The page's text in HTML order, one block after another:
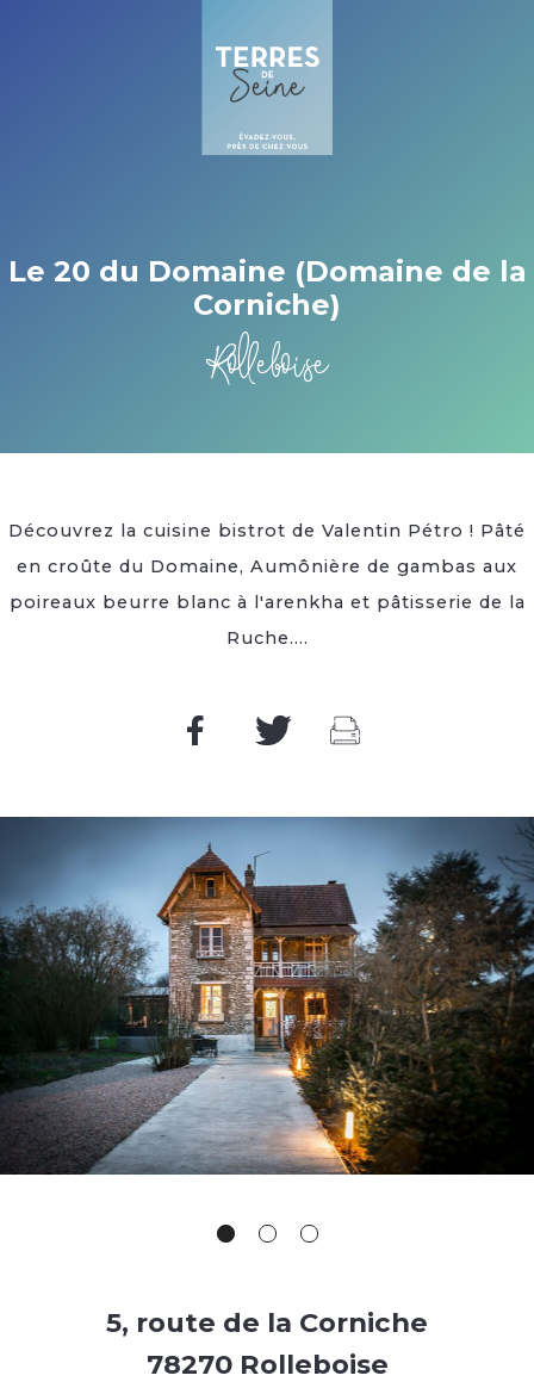
Le 20 du Domaine (Domaine de la
Corniche)
Rolleboise
Découvrez la cuisine bistrot de Valentin Pétro ! Pâté
en croûte du Domaine, Aumônière de gambas aux
poireaux beurre blanc à l'arenkha et pâtisserie de la
Ruche....
5, route de la Corniche
78270 Rolleboise